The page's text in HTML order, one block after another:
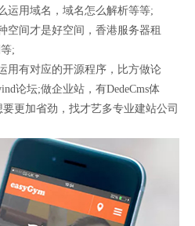
用域名，域名怎么解析等等;
间才是好空间，香港服务器租
;
有对应的开源程序，比方做论
论坛;做企业站，有DedeCms体
更加省劲，找才艺多专业建站公司